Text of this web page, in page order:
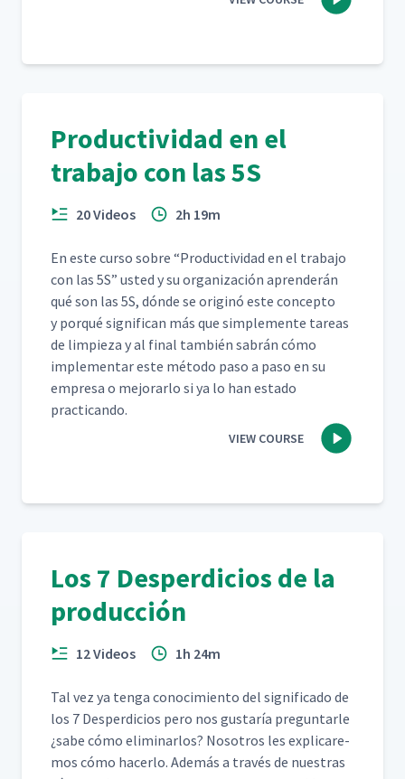
Productividad en el
trabajo con las 5S
20 Videos 2h 19m
En este cur­so sobre “Pro­duc­tivi­dad en el tra­ba­jo
con las 5S” ust­ed y su orga­ni­zación apren­derán
qué son las 5S, dónde se orig­inó este con­cep­to
y porqué sig­nif­i­can más que sim­ple­mente tar­eas
de limpieza y al final tam­bién sabrán cómo
imple­men­tar este méto­do paso a paso en su
empre­sa o mejo­rar­lo si ya lo han esta­do
practicando.
VIEW COURSE
Los 7 Desperdicios de la
producción
12 Videos 1h 24m
Tal vez ya ten­ga conocimien­to del sig­nifi­ca­do de
los 7 Des­perdi­cios pero nos gus­taría pre­gun­tar­le
¿sabe cómo elim­i­nar­los? Nosotros les expli­care­
mos cómo hac­er­lo. Además a través de nues­tras